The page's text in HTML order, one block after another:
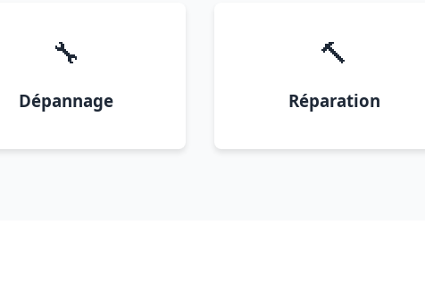
🔧
Dépannage
🔨
Réparation